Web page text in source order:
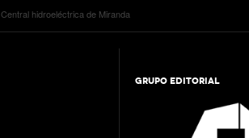
Central hidroeléctrica de Miranda
GRUPO EDITORIAL